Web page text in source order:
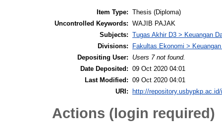
Item Type: Thesis (Diploma)
Uncontrolled Keywords: WAJIB PAJAK
Subjects: Tugas Akhir D3 > Keuangan
Divisions:
Fakultas Ekonomi >
Depositing User:
Users 7 not found.
Date Deposited: 09 Oct 2020 04:01
Last Modified: 09 Oct 2020 04:01
URI:
http://
Actions (login required)